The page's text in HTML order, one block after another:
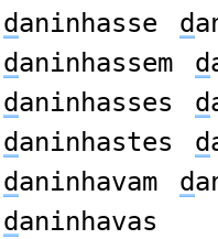
daninhasse d
daninhassem d
daninhasses d
daninhastes d
daninhavam d
daninhavas